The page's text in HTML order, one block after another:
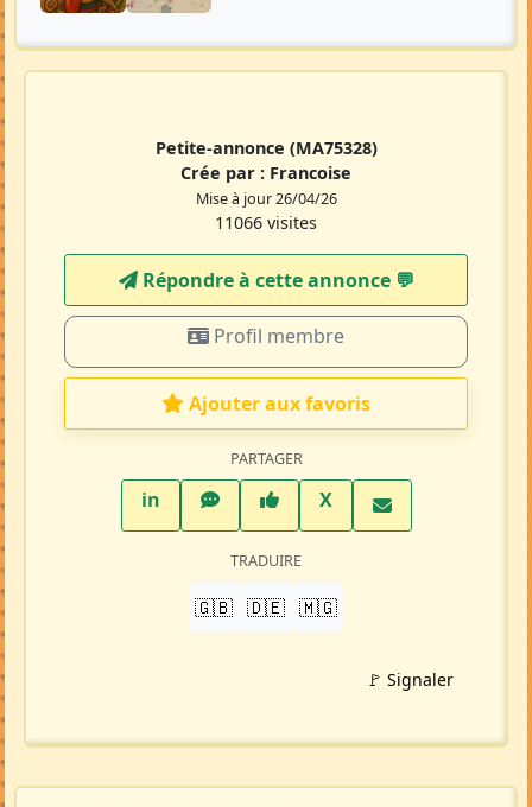
Petite-annonce (MA75328)
Crée par : Francoise
Mise à jour 26/04/26
11066 visites
Répondre à cette annonce 💬​
Profil membre
Ajouter aux favoris
PARTAGER
inLinkedInWhatsAppFacebook
XTwitter X
TRADUIRE
🇬🇧 🇩🇪 🇲🇬
🚩 Signaler